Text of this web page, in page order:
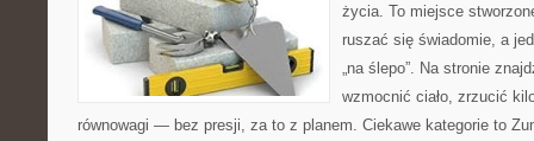
życia. To miejsce
ruszać się świadomie, a
„na ślepo”. Na stronie
wzmocnić ciało, zrzucić
równowagi — bez presji, za to z planem. Ciekawe kategorie to